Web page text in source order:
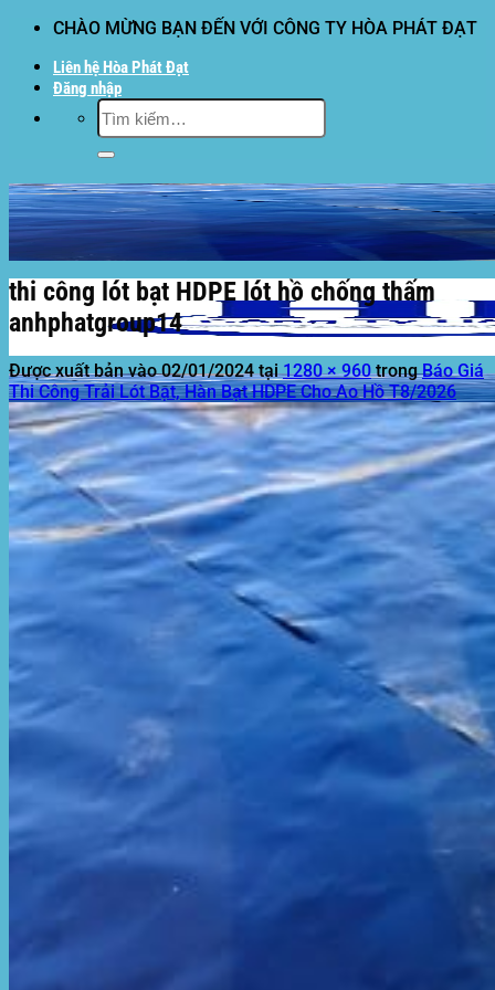
dung
CHÀO MỪNG BẠN ĐẾN VỚI CÔNG TY HÒA PHÁT ĐẠT
Liên hệ Hòa Phát Đạt
Đăng nhập
Tìm
kiếm:
Hòa Phát Đạt
Giới thiệu Hòa Phát Đạt
Sản Phẩm
Sản Phẩm Bạt Che Ngoài Trời
Bạt che nắng mưa
Bạt kéo ngoài trời
Bạt che tự cuốn
Bạt nhựa xanh cam
Bạt nhựa giá rẻ
Bạt lót ao hồ
Bạt nhựa đen HDPE
Màng chống thấm HDPE
Sản Phẩm Dù Che Ngoài Trời
Dù che sự kiện
Dù lệch tâm
thi công lót bạt HDPE lót hồ chống thấm
anhphatgroup14
Được xuất bản vào02/01/2024tại1280 × 960trongBáo Giá
Thi Công Trải Lót Bạt, Hàn Bạt HDPE Cho Ao Hồ T8/2026